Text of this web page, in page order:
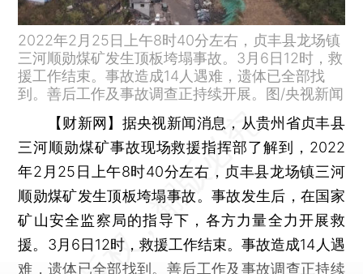
2022年2月25日上午8时40分左右，贞丰县龙场镇
三河顺勋煤矿发生顶板垮塌事故。3月6日12时，救
援工作结束。事故造成14人遇难，遗体已全部找
到。善后工作及事故调查正持续开展。图/央视新闻
【财新网】 据央视新闻消息，从贵州省贞丰县
三河顺勋煤矿事故现场救援指挥部了解到，2022
年2月25日上午8时40分左右，贞丰县龙场镇三河
顺勋煤矿发生顶板垮塌事故。事故发生后，在国家
矿山安全监察局的指导下，各方力量全力开展救
援。3月6日12时，救援工作结束。事故造成14人遇
难，遗体已全部找到。善后工作及事故调查正持续